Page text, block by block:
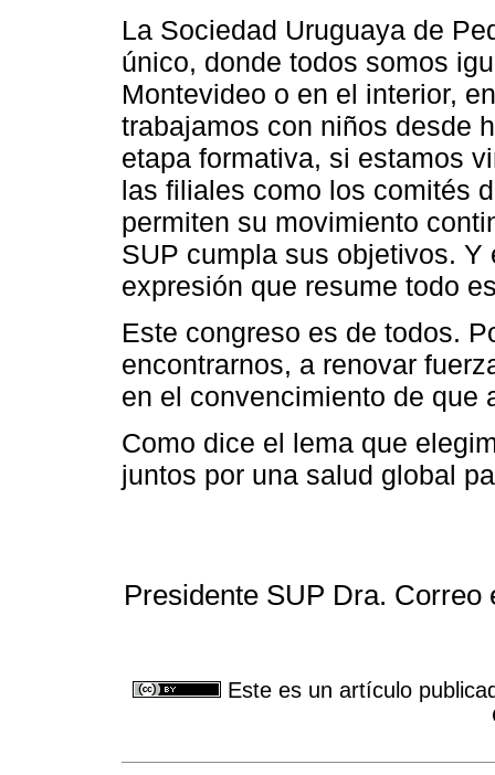
La Sociedad Uruguaya de
único, donde todos somos
Montevideo o en el interior,
trabajamos con niños desde
etapa formativa, si estamos
las filiales como los comités
permiten su movimiento
SUP cumpla sus objetivos.
expresión que resume todo
Este congreso es de todos.
encontrarnos, a renovar
en el convencimiento de que
Como dice el lema que
juntos por una salud global
Presidente SUP Dra.
Este es un artículo